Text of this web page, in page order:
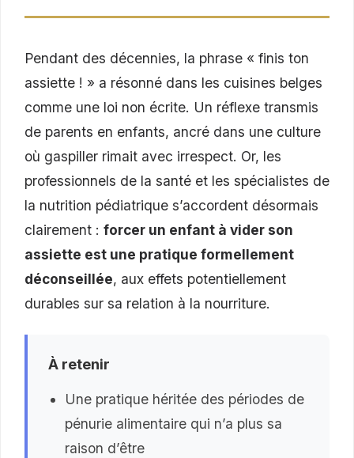
Pendant des décennies, la phrase « finis ton
assiette ! » a résonné dans les cuisines belges
comme une loi non écrite. Un réflexe transmis
de parents en enfants, ancré dans une culture
où gaspiller rimait avec irrespect. Or, les
professionnels de la santé et les spécialistes de
la nutrition pédiatrique s’accordent désormais
clairement : forcer un enfant à vider son
assiette est une pratique formellement
déconseillée, aux effets potentiellement
durables sur sa relation à la nourriture.
À retenir
Une pratique héritée des périodes de
pénurie alimentaire qui n’a plus sa
raison d’être